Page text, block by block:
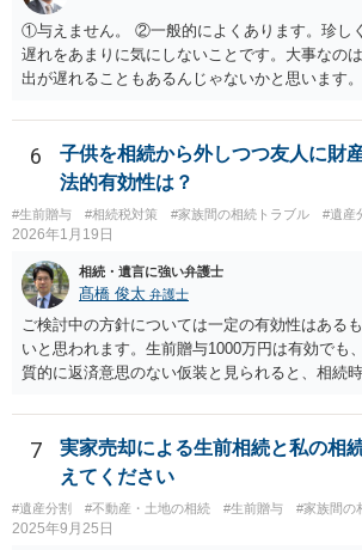
①与えません。 ②一般的によくあります。珍し
遅れをあまりに気にしないことです。大事なの
出が遅れることもあるんじゃないかと思います
6
子供を相続から外しつつ友人に財
法的有効性は？
#生前贈与 #相続税対策 #家族間の相続トラブル #遺産
2026年1月19日
相続・遺言に強い弁護士
髙橋 俊太 弁護士
ご検討中の方針については一定の有効性はある
いと思われます。生前贈与1000万円は有効でも
質的に返済意思のない仮装と見られると、相続
法として考えられるものとしては、 ①信託（家
産を信託口に移し、受託者（信頼できる友人や
・生存中はあなたの生活費・介護費に優先充当
体へ と使途を厳格に指定。相続ではなく信託帰
与を大きく排除できます。 ②遺言＋生命保険の
に残し、余剰資金で受取人を友人・団体にした
7
実家売却による生前相続と私の相
えてください
#遺産分割 #不動産・土地の相続 #生前贈与 #家族間の
2025年9月25日